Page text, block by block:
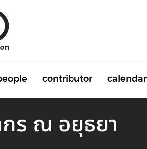
contributor calendar
ร ณ อยุธยา